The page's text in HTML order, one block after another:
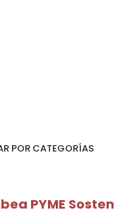
contenido
POR CATEGORÍAS